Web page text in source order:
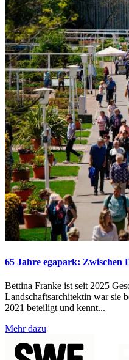
65 Jahre egapark: Zwischen
Bettina Franke ist seit 2025
Landschaftsarchitektin war sie
2021 beteiligt und kennt...
Mehr dazu